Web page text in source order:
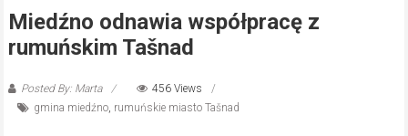
Miedźno odnawia współpracę z
rumuńskim Tašnad
Posted By: Marta
456 Views
gmina miedźno, rumuńskie miasto Tašnad